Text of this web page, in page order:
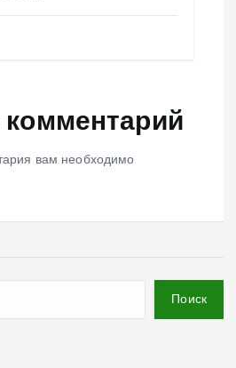
вам необходимо
Поиск